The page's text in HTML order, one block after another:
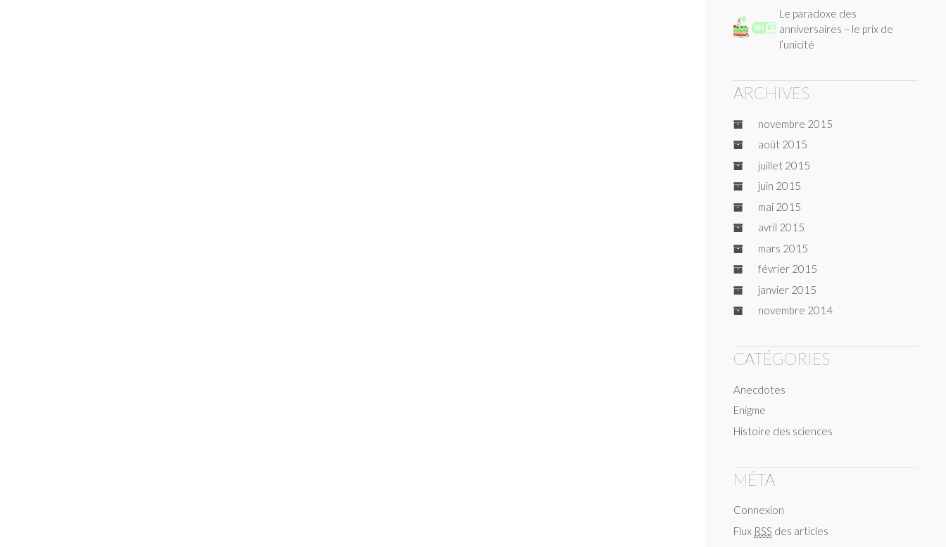
Le paradoxe des
anniversaires – le prix de
l’unicité
ARCHIVES
novembre 2015
août 2015
juillet 2015
juin 2015
mai 2015
avril 2015
mars 2015
février 2015
janvier 2015
novembre 2014
CATÉGORIES
Anecdotes
Enigme
Histoire des sciences
MÉTA
Connexion
Flux RSS des articles